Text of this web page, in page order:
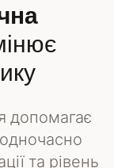
допомагає
та рівень